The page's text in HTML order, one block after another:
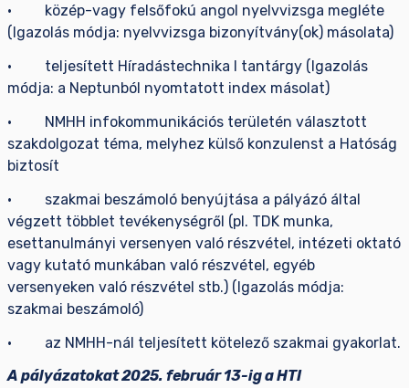
· közép-vagy felsőfokú angol nyelvvizsga megléte
(Igazolás módja: nyelvvizsga bizonyítvány(ok) másolata)
· teljesített Híradástechnika I tantárgy (Igazolás
módja: a Neptunból nyomtatott index másolat)
· NMHH infokommunikációs területén választott
szakdolgozat téma, melyhez külső konzulenst a Hatóság
biztosít
· szakmai beszámoló benyújtása a pályázó által
végzett többlet tevékenységről (pl. TDK munka,
esettanulmányi versenyen való részvétel, intézeti oktató
vagy kutató munkában való részvétel, egyéb
versenyeken való részvétel stb.) (Igazolás módja:
szakmai beszámoló)
· az NMHH-nál teljesített kötelező szakmai gyakorlat.
A pályázatokat 2025. február 13-ig a HTI